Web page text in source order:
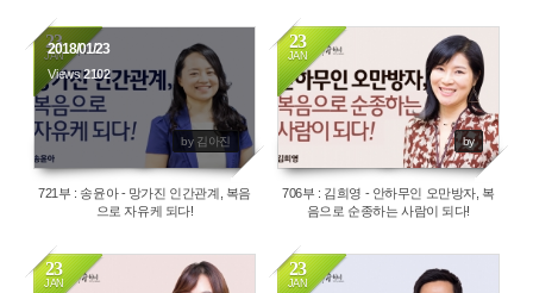
23
JAN
by 김아진
2018/01/23
Views2102
721부 : 송윤아 - 망가진 인간관계, 복음
으로 자유케 되다!
23
JAN
by
2005
706부 : 김희영 - 안하무인 오만방자, 복
음으로 순종하는 사람이 되다!
23
JAN
23
JAN